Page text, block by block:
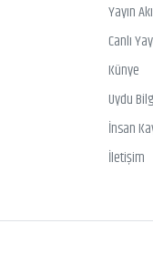
Yayın
Canlı
Künye
Uydu
İnsan
İletişim